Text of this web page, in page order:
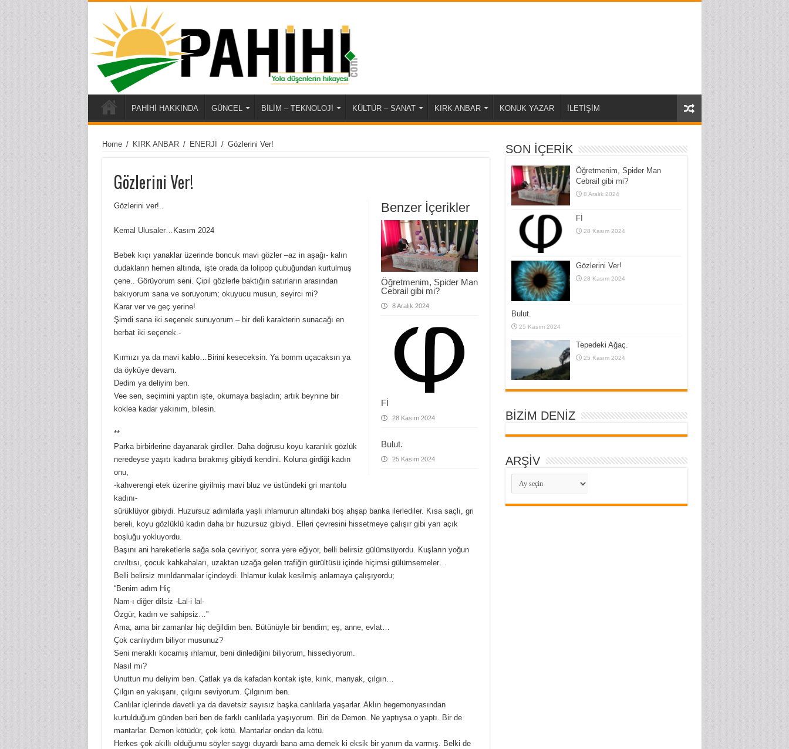
PAHİHİ HAKKINDA GÜNCEL BİLİM – TEKNOLOJİ KÜLTÜR – SANAT KIRK ANBAR KONUK YAZAR İLETİŞİM
Home / KIRK ANBAR / ENERJİ / Gözlerini Ver!
Gözlerini Ver!
Benzer İçerikler
Öğretmenim, Spider Man
Cebrail gibi mi?
8 Aralık 2024
Fİ
28 Kasım 2024
Bulut.
25 Kasım 2024
Gözlerini ver!..
Kemal Ulusaler…Kasım 2024
Bebek kıçı yanaklar üzerinde boncuk mavi gözler –az in aşağı- kalın
dudakların hemen altında, işte orada da lolipop çubuğundan kurtulmuş
çene.. Görüyorum seni. Çipil gözlerle baktığın satırların arasından
bakıyorum sana ve soruyorum; okuyucu musun, seyirci mi?
Karar ver ve geç yerine!
Şimdi sana iki seçenek sunuyorum – bir deli karakterin sunacağı en
berbat iki seçenek.-
Kırmızı ya da mavi kablo…Birini keseceksin. Ya bomm uçacaksın ya
da öyküye devam.
Dedim ya deliyim ben.
Vee sen, seçimini yaptın işte, okumaya başladın; artık beynine bir
koklea kadar yakınım, bilesin.
**
Parka birbirlerine dayanarak girdiler. Daha doğrusu koyu karanlık gözlük
neredeyse yaşıtı kadına bırakmış gibiydi kendini. Koluna girdiği kadın
onu,
-kahverengi etek üzerine giyilmiş mavi bluz ve üstündeki gri mantolu
kadını-
sürüklüyor gibiydi. Huzursuz adımlarla yaşlı ıhlamurun altındaki boş ahşap banka ilerlediler. Kısa saçlı, gri
bereli, koyu gözlüklü kadın daha bir huzursuz gibiydi. Elleri çevresini hissetmeye çalışır gibi yarı açık
boşluğu yokluyordu.
Başını ani hareketlerle sağa sola çeviriyor, sonra yere eğiyor, belli belirsiz gülümsüyordu. Kuşların yoğun
cıvıltısı, çocuk kahkahaları, uzaktan uzağa gelen trafiğin gürültüsü içinde hiçimsi gülümsemeler…
Belli belirsiz mırıldanmalar içindeydi. Ihlamur kulak kesilmiş anlamaya çalışıyordu;
“Benim adım Hiç
Nam-ı diğer dilsiz -Lal-i lal-
Özgür, kadın ve sahipsiz…”
Ama, ama bir zamanlar hiç değildim ben. Bütünüyle bir bendim; eş, anne, evlat…
Çok canlıydım biliyor musunuz?
Seni meraklı kocamış ıhlamur, beni dinlediğini biliyorum, hissediyorum.
Nasıl mı?
Unuttun mu deliyim ben. Çatlak ya da kafadan kontak işte, kırık, manyak, çılgın…
Çılgın en yakışanı, çılgını seviyorum. Çılgınım ben.
Canlılar içlerinde davetli ya da davetsiz sayısız başka canlılarla yaşarlar. Aklın hegemonyasından
kurtulduğum günden beri ben de farklı canlılarla yaşıyorum. Biri de Demon. Ne yaptıysa o yaptı. Bir de
mantarlar. Demon kötüdür, çok kötü. Mantarlar ondan da kötü.
Herkes çok akıllı olduğumu söyler saygı duyardı bana ama demek ki eksik bir yanım da varmış. Belki de
SON İÇERİK
Öğretmenim, Spider Man
Cebrail gibi mi?
8 Aralık 2024
Fİ
28 Kasım 2024
Gözlerini Ver!
28 Kasım 2024
Bulut.
25 Kasım 2024
Tepedeki Ağaç.
25 Kasım 2024
BİZİM DENİZ
ARŞİV
ARŞİV